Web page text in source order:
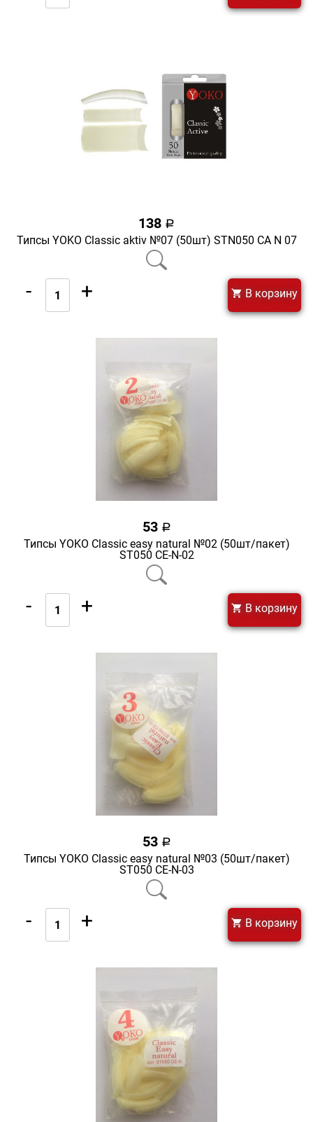
138 a
Типсы YOKO Classic aktiv №07 (50шт) STN050 CA N 07
- + В корзину
53 a
Типсы YOKO Classic easy natural №02 (50шт/пакет)
ST050 CE-N-02
- + В корзину
53 a
Типсы YOKO Classic easy natural №03 (50шт/пакет)
ST050 CE-N-03
- + В корзину